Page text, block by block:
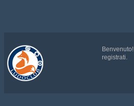
Benvenuto!
registrati.